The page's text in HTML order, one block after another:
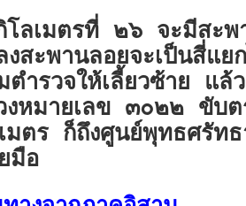
โลเมตรที่ ๒๖ จะมีสะพ
สะพานลอยจะเป็นสี่แ
ตำรวจให้เลี้ยวซ้าย แล้
งหมายเลข ๓๐๒๒ ขับต
มตร ก็ถึงศูนย์พุทธศรัท
มือ